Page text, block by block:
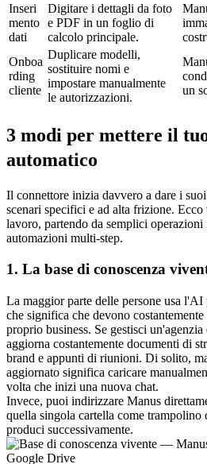
Inseri
mento
dati
Digitare i dettagli da foto
e PDF in un foglio di
calcolo principale.
Onboa
rding
cliente
Duplicare modelli,
sostituire nomi e
impostare manualmente
le autorizzazioni.
un
3 modi per mettere il
automatico
Il connettore inizia davvero a dare i
scenari specifici e ad alta frizione.
lavoro, partendo da semplici operazioni
automazioni multi-step.
1. La base di conoscenza
La maggior parte delle persone usa
che significa che devono
proprio business. Se gestisci
aggiorna costantemente documenti di
brand e appunti di riunioni. Di solito,
aggiornato significa caricare
volta che inizi una nuova chat.
Invece, puoi indirizzare Manus
quella singola cartella come
produci successivamente.